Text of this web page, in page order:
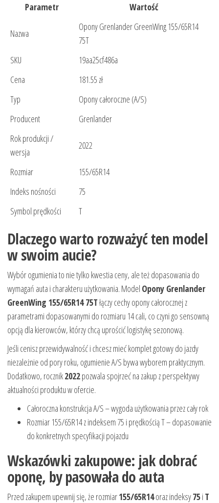
Parametr Wartość
Nazwa
Opony Grenlander GreenWing 155/65R14
75T
SKU
19aa25cf486a
Cena
181.55 zł
Typ
Opony całoroczne (A/S)
Producent
Grenlander
Rok produkcji /
wersja
2022
Rozmiar
155/65R14
Indeks nośności
75
Symbol prędkości
T
Dlaczego warto rozważyć ten model
w swoim aucie?
Wybór ogumienia to nie tylko kwestia ceny, ale też dopasowania do
wymagań auta i charakteru użytkowania. Model Opony Grenlander
GreenWing 155/65R14 75Tłączy cechy opony całorocznej z
parametrami dopasowanymi do rozmiaru 14 cali, co czyni go sensowną
opcją dla kierowców, którzy chcą uprościć logistykę sezonową.
Jeśli cenisz przewidywalność i chcesz mieć komplet gotowy do jazdy
niezależnie od pory roku, ogumienie A/S bywa wyborem praktycznym.
Dodatkowo, rocznik2022pozwala spojrzeć na zakup z perspektywy
aktualności produktu w ofercie.
Całoroczna konstrukcja A/S – wygoda użytkowania przez cały rok
Rozmiar 155/65R14 z indeksem 75 i prędkością T – dopasowanie
do konkretnych specyfikacji pojazdu
Wskazówki zakupowe: jak dobrać
oponę, by pasowała do auta
Przed zakupem upewnij się, że rozmiar155/65R14oraz indeksy75i T